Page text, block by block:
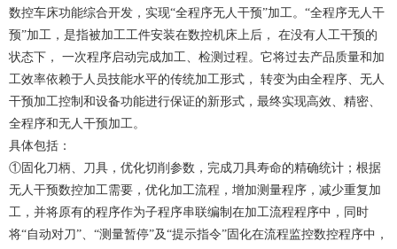
数控车床功能综合开发，实现“全程序无人干预”加工。“全程序无人干
预”加工，是指被加工工件安装在数控机床上后， 在没有人工干预的
状态下， 一次程序启动完成加工、检测过程。它将过去产品质量和加
工效率依赖于人员技能水平的传统加工形式， 转变为由全程序、无人
干预加工控制和设备功能进行保证的新形式，最终实现高效、精密、
全程序和无人干预加工。
具体包括：
①固化刀柄、刀具，优化切削参数，完成刀具寿命的精确统计；根据
无人干预数控加工需要，优化加工流程，增加测量程序，减少重复加
工，并将原有的程序作为子程序串联编制在加工流程程序中，同时
将“自动对刀”、“测量暂停”及“提示指令”固化在流程监控数控程序中，